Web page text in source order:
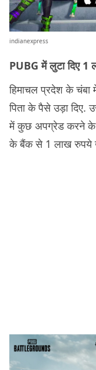
indianexpress
PUBG में लुटा दिए 1
हिमाचल प्रदेश के
पिता के पैसे उड़ा दिए.
में कुछ अपग्रेड करने के
के बैंक से 1 लाख रुपये